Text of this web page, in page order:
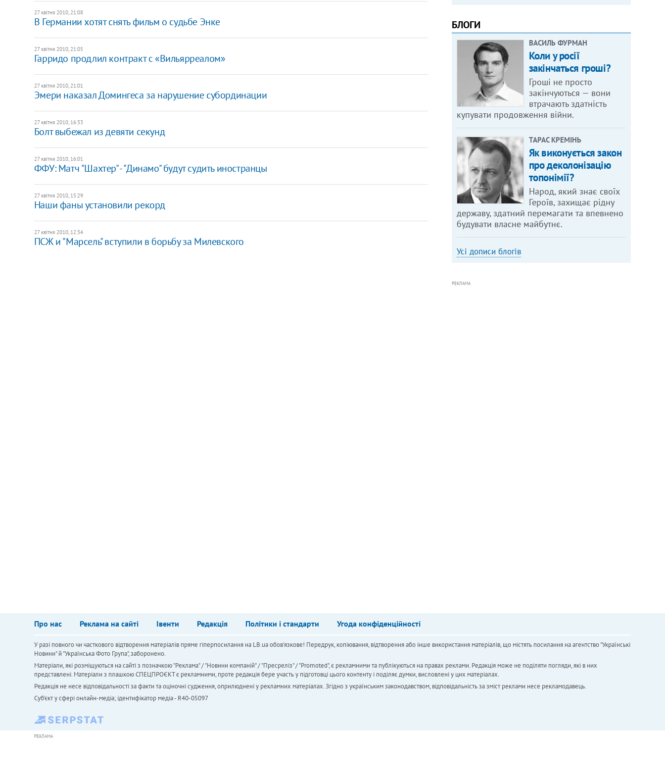
27 квітня 2010, 21:08
В Германии хотят снять фильм о судьбе Энке
27 квітня 2010, 21:05
Гарридо продлил контракт с «Вильярреалом»
27 квітня 2010, 21:01
Эмери наказал Домингеса за нарушение субординации
27 квітня 2010, 16:33
Болт выбежал из девяти секунд
27 квітня 2010, 16:01
ФФУ: Матч "Шахтер" - "Динамо" будут судить иностранцы
27 квітня 2010, 15:29
Наши фаны установили рекорд
27 квітня 2010, 12:34
ПСЖ и "Марсель" вступили в борьбу за Милевского
БЛОГИ
ВАСИЛЬ ФУРМАН
Коли у росії
закінчаться гроші?
Гроші не просто
закінчуються — вони
втрачають здатність
купувати продовження війни.
ТАРАС КРЕМІНЬ
Як виконується закон
про деколонізацію
топонімії?
Народ, який знає своїх
Героїв, захищає рідну
державу, здатний перемагати та впевнено
будувати власне майбутнє.
Усі дописи блогів
РЕКЛАМА
Про нас Реклама на сайті Івенти Редакція Політики і стандарти Угода конфіденційності
У разі повного чи часткового відтворення матеріалів пряме гіперпосилання на LB.ua обов'язкове! Передрук, копіювання, відтворення або інше використання матеріалів, що містять посилання на агентство "Українськi
Новини" й "Українська Фото Група", заборонено.
Матеріали, які розміщуються на сайті з позначкою "Реклама" / "Новини компаній" / "Пресреліз" / "Promoted", є рекламними та публікуються на правах реклами. Редакція може не поділяти погляди, які в них
представлені. Матеріали з плашкою СПЕЦПРОЄКТ є рекламними, проте редакція бере участь у підготовці цього контенту і поділяє думки, висловлені у цих матеріалах.
Редакція не несе відповідальності за факти та оціночні судження, оприлюднені у рекламних матеріалах. Згідно з українським законодавством, відповідальність за зміст реклами несе рекламодавець.
Cуб'єкт у сфері онлайн-медіа; ідентифікатор медіа - R40-05097
РЕКЛАМА